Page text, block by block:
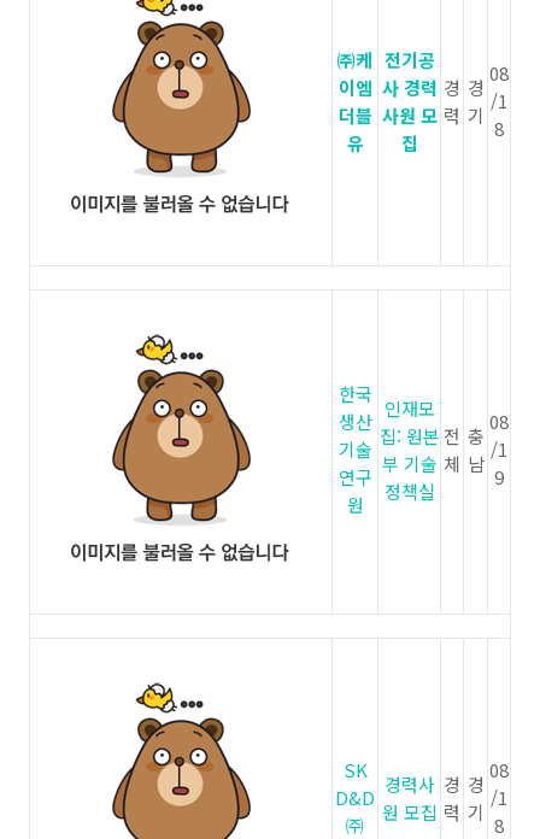
㈜케
이엠
더블
유
전기공
사 경력
사원 모
집
경
력
경
기
08
/1
8
한국
생산
기술
연구
원
인재모
집: 원본
부 기술
정책실
전
체
충
남
08
/1
9
SK
D&D
㈜
경력사
원 모집
경
력
경
기
08
/1
8